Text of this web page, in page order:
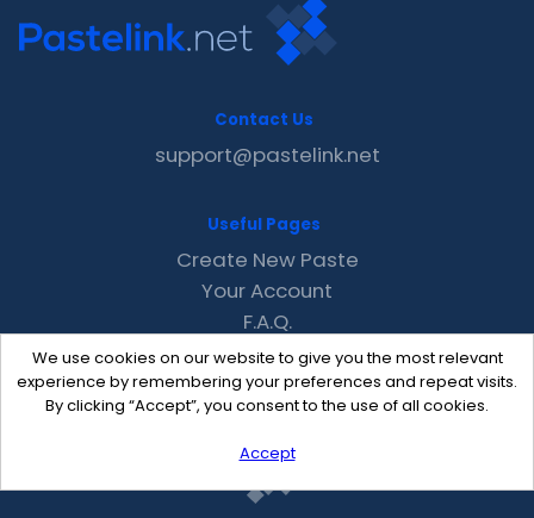
We use cookies on our website to give you the most relevant
experience by remembering your preferences and repeat visits.
By clicking “Accept”, you consent to the use of all cookies.
Accept
Contact Us
support@pastelink.net
Useful Pages
Create New Paste
Your Account
F.A.Q.
Recent
Contact